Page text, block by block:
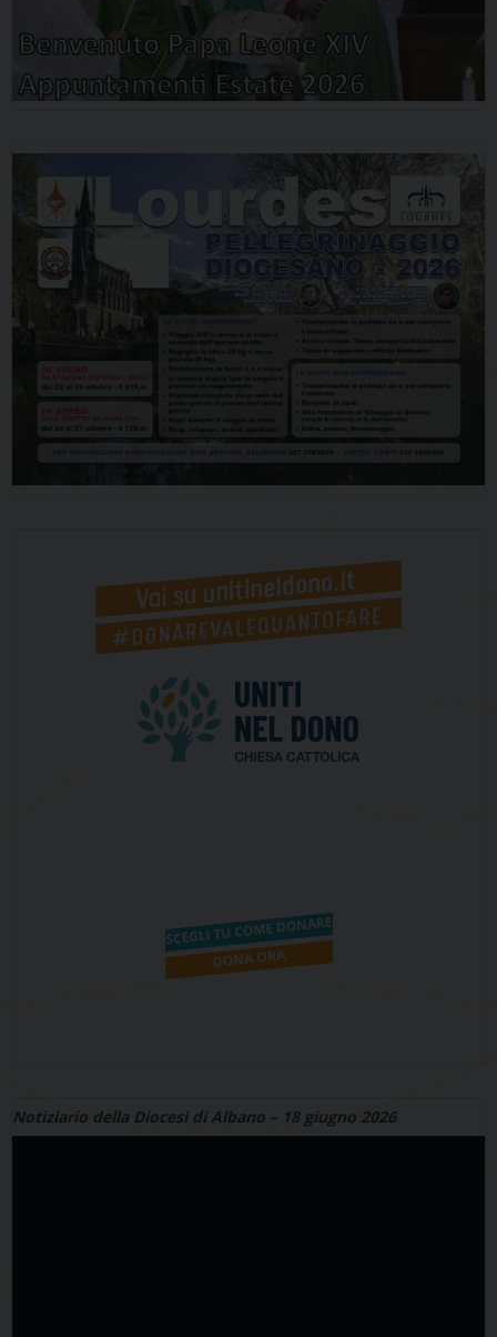
Notiziario della Diocesi di Albano – 18 giugno 2026